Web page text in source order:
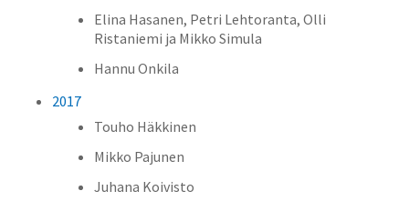
Elina Hasanen, Petri Lehtoranta, Olli
Ristaniemi ja Mikko Simula
Hannu Onkila
2017
Touho Häkkinen
Mikko Pajunen
Juhana Koivisto